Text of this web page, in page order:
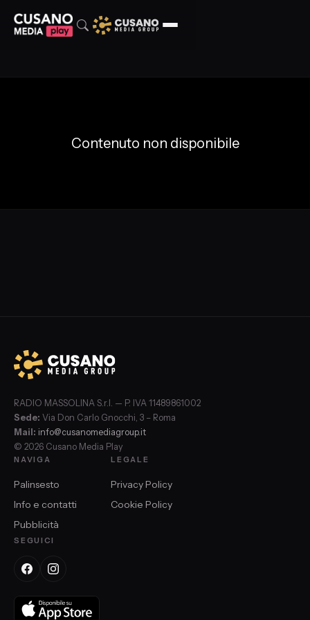
Contenuto non disponibile
RADIO MASSOLINA S.r.l. — P. IVA 11489861002
Sede: Via Don Carlo Gnocchi, 3 – Roma
Mail: info@cusanomediagroup.it
© 2026 Cusano Media Play
NAVIGA
Palinsesto
Info e contatti
Pubblicità
LEGALE
Privacy Policy
Cookie Policy
SEGUICI